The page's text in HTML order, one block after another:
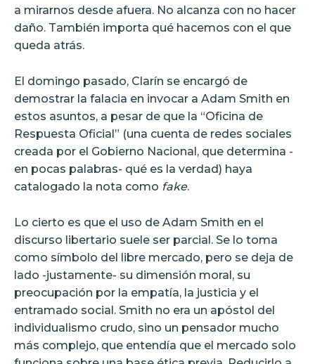
a mirarnos desde afuera. No alcanza con no hacer
daño. También importa qué hacemos con el que
queda atrás.
El domingo pasado, Clarín se encargó de
demostrar la falacia en invocar a Adam Smith en
estos asuntos, a pesar de que la “Oficina de
Respuesta Oficial” (una cuenta de redes sociales
creada por el Gobierno Nacional, que determina -
en pocas palabras- qué es la verdad) haya
catalogado la nota como fake.
Lo cierto es que el uso de Adam Smith en el
discurso libertario suele ser parcial. Se lo toma
como símbolo del libre mercado, pero se deja de
lado -justamente- su dimensión moral, su
preocupación por la empatía, la justicia y el
entramado social. Smith no era un apóstol del
individualismo crudo, sino un pensador mucho
más complejo, que entendía que el mercado solo